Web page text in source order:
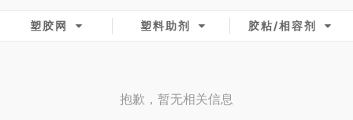
塑胶网 塑料助剂 胶粘/相容剂
抱歉，暂无相关信息